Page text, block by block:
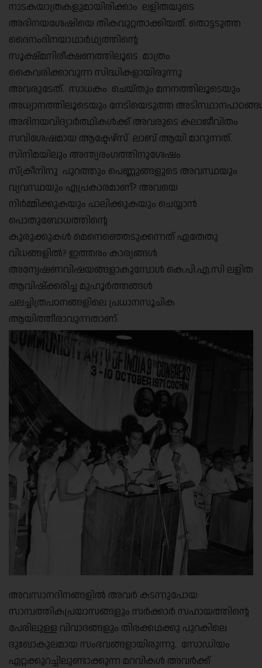
നാടകയാത്രകളുമായിരിക്കാം ലളിതയുടെ
അഭിനയശേഷിയെ തികവുറ്റതാക്കിയത്. തൊട്ടടുത്ത
ദൈനംദിനയാഥാർഥ്യത്തിന്റെ
സൂക്ഷ്മനിരീക്ഷണത്തിലൂടെ മാത്രം
കൈവരിക്കാവുന്ന സിദ്ധികളായിരുന്നു
അവരുടേത്. സാധകം ചെയ്തും മനനത്തിലൂടെയും
അധ്വാനത്തിലൂടെയും നേടിയെടുത്ത
അഭിനയവിദ്യാർത്ഥികൾക്ക് അവരുടെ കലാജീവിതം
സവിശേഷമായ ആക്ടേഴ്‌സ് ലാബ് ആയി മാറുന്നത്.
സിനിമയിലും അന്ത്യരംഗത്തിനുശേഷം
സ്ക്രീനിനു പുറത്തും പെണ്ണുങ്ങളുടെ അവസ്ഥയും
വ്യവസ്ഥയും എപ്രകാരമാണ്? അവയെ
നിർമ്മിക്കുകയും പാലിക്കുകയും ചെയ്യാൻ
പൊതുബോധത്തിന്റെ
കുരുക്കുകൾ മെനെഞ്ഞെടുക്കന്നത് ഏതേതു
വിധങ്ങളിൽ? ഇത്തരം കാര്യങ്ങൾ
അന്വേഷണവിഷയങ്ങളാകുമ്പോൾ കെ.പി.എ.സി ലളിത
ആവിഷ്ക്കരിച്ച മുഹൂർത്തങ്ങൾ
ചലച്ചിത്രപഠനങ്ങളിലെ പ്രധാനസൂചിക
ആയിത്തീരാവുന്നതാണ്.
അവസാനദിനങ്ങളിൽ അവർ കടന്നുപോയ
സാമ്പത്തികപ്രയാസങ്ങളും സർക്കാർ സഹായത്തിന്റെ
പേരിലുള്ള വിവാദങ്ങളും തിരക്കഥക്കു പുറകിലെ
ദുഃഖാകുലമായ സംഭവങ്ങളായിരുന്നു. സോഡിയം
ഏറ്റക്കുറച്ചിലുണ്ടാക്കുന്ന മറവികൾ അവർക്ക്